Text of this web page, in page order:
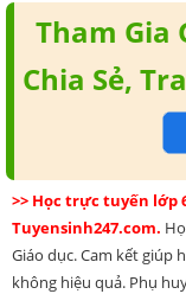
Tham Gia
Chia Sẻ,
>> Học trực tuyến
Tuyensinh247.com.
Giáo dục. Cam kết giúp
không hiệu quả. Phụ